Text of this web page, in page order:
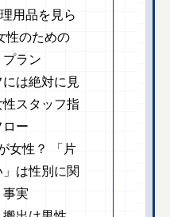
用品を見ら
性のための
プラン
は絶対に見
スタッフ指
ロー
女性？ 「片
は性別に関
事実